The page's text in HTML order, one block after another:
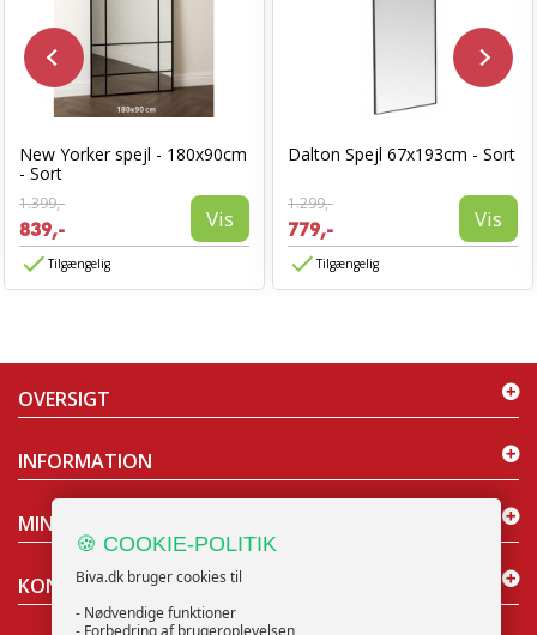
New Yorker spejl - 180x90cm
- Sort
1.399,-
839,- Vis
Tilgængelig
Dalton Spejl 67x193cm - Sort
1.299,-
779,- Vis
Tilgængelig
OVERSIGT
INFORMATION
MIN KONTO
KONTAKT OS
🍪 COOKIE-POLITIK
Biva.dk bruger cookies til
- Nødvendige funktioner
- Forbedring af brugeroplevelsen